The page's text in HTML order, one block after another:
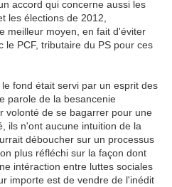
accord qui concerne aussi les
les élections de 2012,
meilleur moyen, en fait d'éviter
le PCF, tributaire du PS pour ces
fond était servi par un esprit des
parole de la besancenie
volonté de se bagarrer pour une
ils n'ont aucune intuition de la
déboucher sur un processus
plus réfléchi sur la façon dont
intéraction entre luttes sociales
importe est de vendre de l'inédit